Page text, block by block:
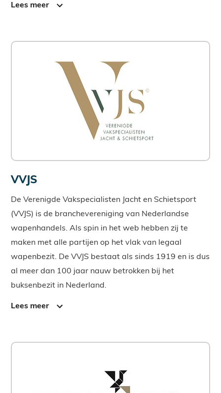
Lees meer
VVJS
De Verenigde Vakspecialisten Jacht en Schietsport
(VVJS) is de branchevereniging van Nederlandse
wapenhandels. Als spin in het web hebben zij te
maken met alle partijen op het vlak van legaal
wapenbezit. De VVJS bestaat als sinds 1919 en is dus
al meer dan 100 jaar nauw betrokken bij het
buksenbezit in Nederland.
Lees meer